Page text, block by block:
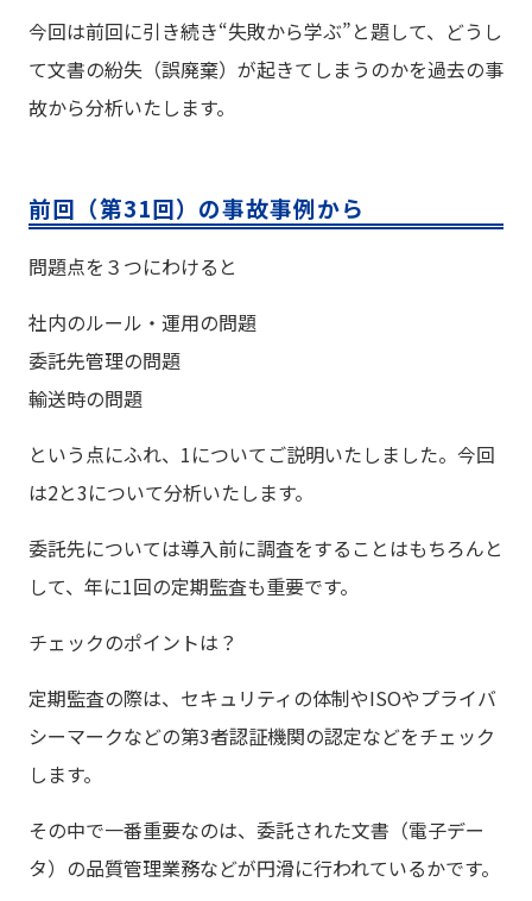
今回は前回に引き続き“失敗から学ぶ”と題して、どうし
て文書の紛失（誤廃棄）が起きてしまうのかを過去の事
故から分析いたします。
前回（第31回）の事故事例から
問題点を３つにわけると
社内のルール・運用の問題
委託先管理の問題
輸送時の問題
という点にふれ、1についてご説明いたしました。今回
は2と3について分析いたします。
委託先については導入前に調査をすることはもちろんと
して、年に1回の定期監査も重要です。
チェックのポイントは？
定期監査の際は、セキュリティの体制やISOやプライバ
シーマークなどの第3者認証機関の認定などをチェック
します。
その中で一番重要なのは、委託された文書（電子デー
タ）の品質管理業務などが円滑に行われているかです。